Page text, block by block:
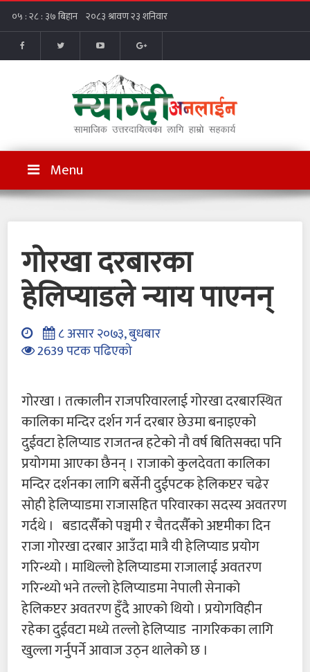
Menu
गोरखा दरबारका
हेलिप्याडले न्याय पाएनन्
८ असार २०७३, बुधबार
2639 पटक पढिएको
गोरखा । तत्कालीन राजपरिवारलाई गोरखा दरबारस्थित
कालिका मन्दिर दर्शन गर्न दरबार छेउमा बनाइएको
दुईवटा हेलिप्याड राजतन्त्र हटेको नौ वर्ष बितिसक्दा पनि
प्रयोगमा आएका छैनन् । राजाको कुलदेवता कालिका
मन्दिर दर्शनका लागि बर्सेनी दुईपटक हेलिकप्टर चढेर
सोही हेलिप्याडमा राजासहित परिवारका सदस्य अवतरण
गर्दथे । बडादसैँको पञ्चमी र चैतदसैँको अष्टमीका दिन
राजा गोरखा दरबार आउँदा मात्रै यी हेलिप्याड प्रयोग
गरिन्थ्यो । माथिल्लो हेलिप्याडमा राजालाई अवतरण
गरिन्थ्यो भने तल्लो हेलिप्याडमा नेपाली सेनाको
हेलिकप्टर अवतरण हुँदै आएको थियो । प्रयोगविहीन
रहेका दुईवटा मध्ये तल्लो हेलिप्याड नागरिकका लागि
खुल्ला गर्नुपर्ने आवाज उठ्न थालेको छ ।